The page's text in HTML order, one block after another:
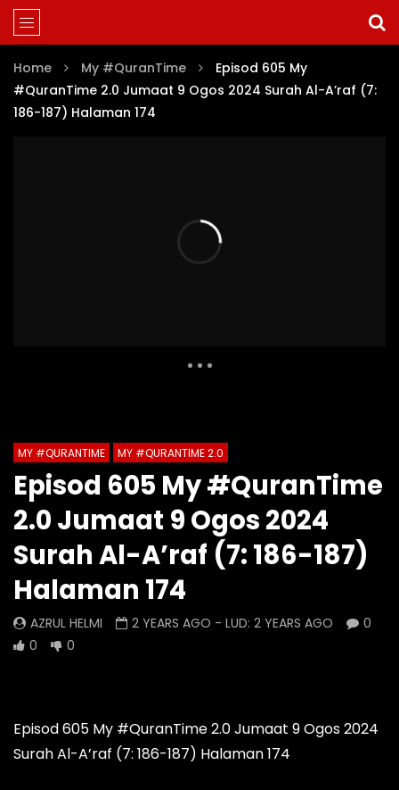
Home My #QuranTime
Episod 605 My
#QuranTime 2.0 Jumaat 9 Ogos 2024 Surah Al-A’raf (7:
186-187) Halaman 174
0 Comments
Episod 1333 My #QuranTime
2.0
AZRUL HELMI
9 HOURS AGO - LUD:3 DAYS AGO
0
0 0
Episod 1332 My
2.0
AZRUL HELMI
1 DAY AGO - LUD:
MY #QURANTIME MY #QURANTIME 2.0
Episod 605 My #QuranTime
2.0 Jumaat 9 Ogos 2024
Surah Al-A’raf (7: 186-187)
Halaman 174
AZRUL HELMI 2 YEARS AGO - LUD: 2 YEARS AGO
0
0
0
Episod 605 My #QuranTime 2.0 Jumaat 9 Ogos 2024
Surah Al-A’raf (7: 186-187) Halaman 174